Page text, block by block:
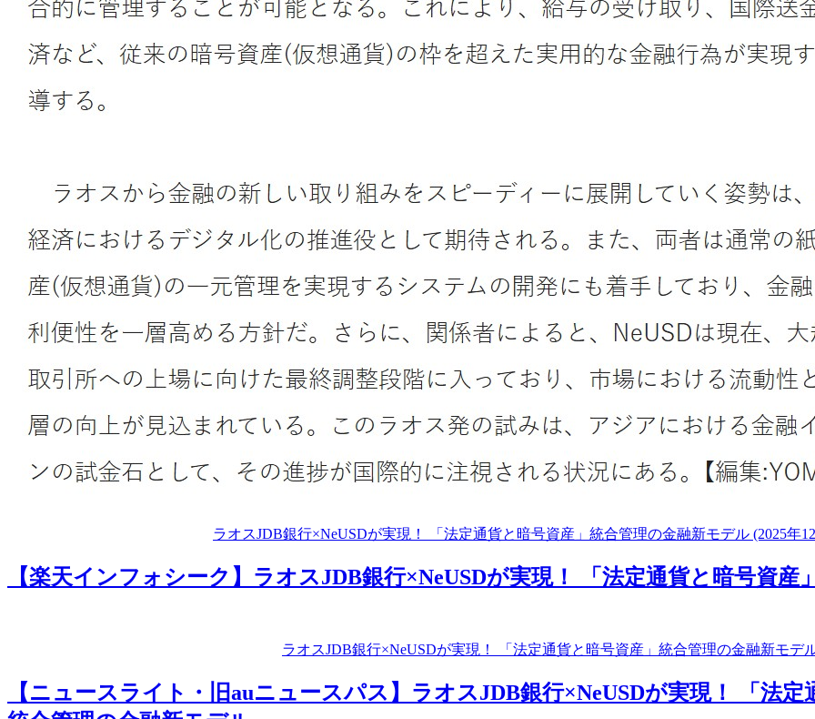
ラオスJDB銀行×NeUSDが実現！ 「法定通貨と暗号資産」統合管理の金融新モデル (2025年
【楽天インフォシーク】ラオスJDB銀行×NeUSDが実現！ 「法定通貨と暗号資産
ラオスJDB銀行×NeUSDが実現！ 「法定通貨と暗号資産」統合管理の金融新モデ
【ニュースライト・旧auニュースパス】ラオスJDB銀行×NeUSDが実現！ 「法定